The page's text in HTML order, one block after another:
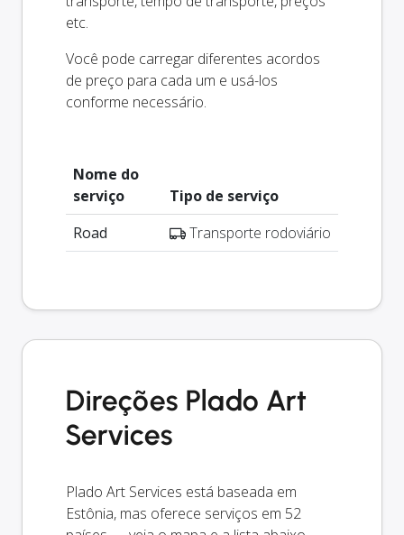
etc.
Você pode carregar diferentes acordos
de preço para cada um e usá-los
conforme necessário.
Nome do
serviço
Tipo de serviço
Road
Transporte rodoviário
Direções Plado Art
Services
Plado Art Services está baseada em
Estônia, mas oferece serviços em 52